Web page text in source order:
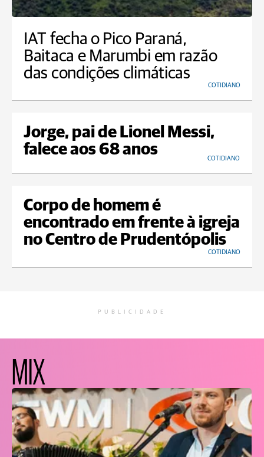
IAT fecha o Pico Paraná,
Baitaca e Marumbi em razão
das condições climáticas
COTIDIANO
Jorge, pai de Lionel Messi,
falece aos 68 anos
COTIDIANO
Corpo de homem é
encontrado em frente à igreja
no Centro de Prudentópolis
COTIDIANO
PUBLICIDADE
MIX